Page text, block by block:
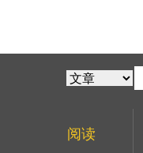
阅读